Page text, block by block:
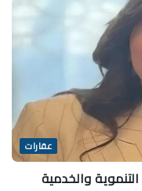
عقارات
والخدمية